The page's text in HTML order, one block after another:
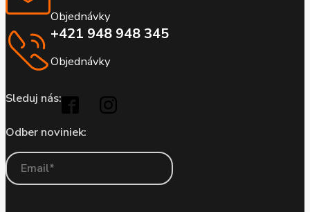
Objednávky
+421 948 948 345
Objednávky
Sleduj nás:
Odber noviniek: